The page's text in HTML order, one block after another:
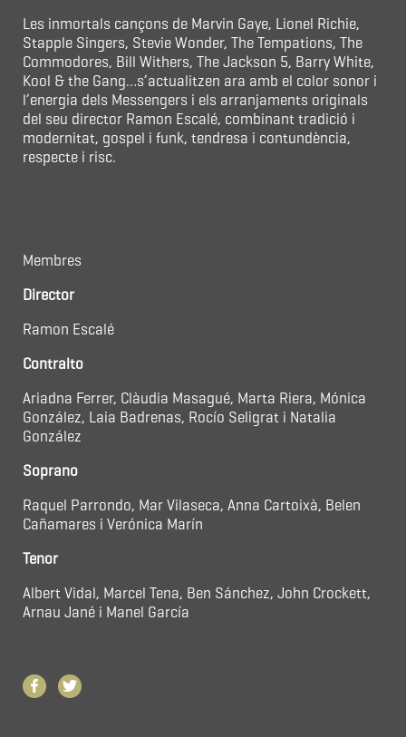
Les inmortals cançons de Marvin Gaye, Lionel Richie,
Stapple Singers, Stevie Wonder, The Tempations, The
Commodores, Bill Withers, The Jackson 5, Barry White,
Kool & the Gang…s’actualitzen ara amb el color sonor i
l’energia dels Messengers i els arranjaments originals
del seu director Ramon Escalé, combinant tradició i
modernitat, gospel i funk, tendresa i contundència,
respecte i risc.
Membres
Director
Ramon Escalé
Contralto
Ariadna Ferrer, Clàudia Masagué, Marta Riera, Mónica
González, Laia Badrenas, Rocío Seligrat i Natalia
González
Soprano
Raquel Parrondo, Mar Vilaseca, Anna Cartoixà, Belen
Cañamares i Verónica Marín
Tenor
Albert Vidal, Marcel Tena, Ben Sánchez, John Crockett,
Arnau Jané i Manel García